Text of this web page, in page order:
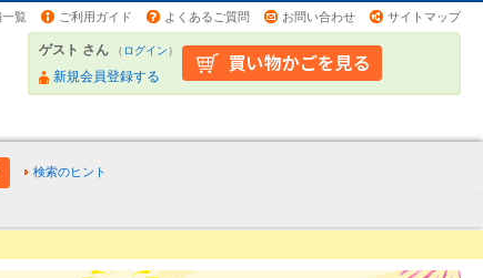
一覧 ご利用ガイド よくあるご質問 お問い合わせ サイトマップ
ゲスト さん （ログイン）
新規会員登録する
検索のヒント